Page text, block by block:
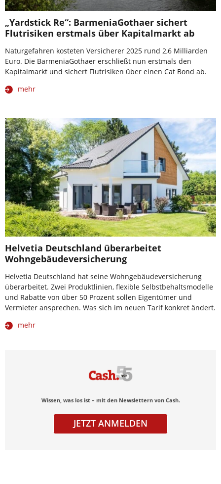
„Yardstick Re“: BarmeniaGothaer sichert
Flutrisiken erstmals über Kapitalmarkt ab
Naturgefahren kosteten Versicherer 2025 rund 2,6 Milliarden
Euro. Die BarmeniaGothaer erschließt nun erstmals den
Kapitalmarkt und sichert Flutrisiken über einen Cat Bond ab.
mehr
Helvetia Deutschland überarbeitet
Wohngebäudeversicherung
Helvetia Deutschland hat seine Wohngebäudeversicherung
überarbeitet. Zwei Produktlinien, flexible Selbstbehaltsmodelle
und Rabatte von über 50 Prozent sollen Eigentümer und
Vermieter ansprechen. Was sich im neuen Tarif konkret ändert.
mehr
Wissen, was los ist – mit den Newslettern von Cash.
JETZT ANMELDEN